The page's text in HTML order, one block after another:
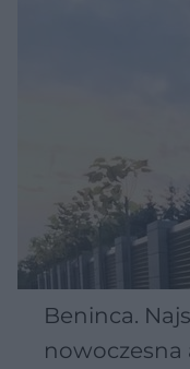
Beninca.